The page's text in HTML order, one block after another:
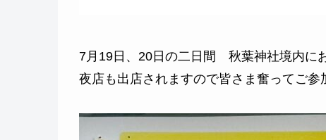
7月19日、20日の二日間 秋葉神社境内に
夜店も出店されますので皆さま奮ってご参